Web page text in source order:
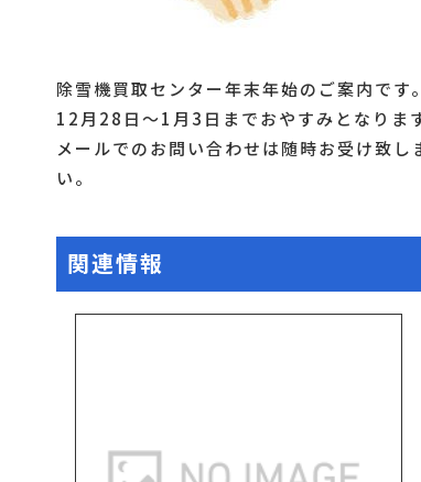
除雪機買取センター年末年始のご案内です。
12月28日〜1月3日までおやすみとなります
メールでのお問い合わせは随時お受け致
い。
関連情報